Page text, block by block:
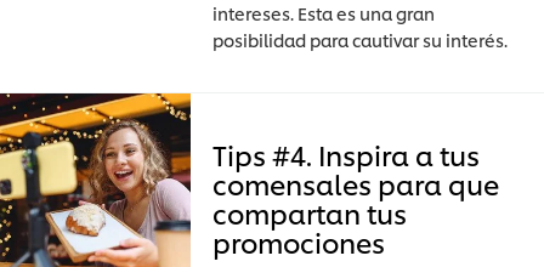
intereses. Esta es una gran
posibilidad para cautivar su interés.
Tips #4. Inspira a tus
comensales para que
compartan tus
promociones